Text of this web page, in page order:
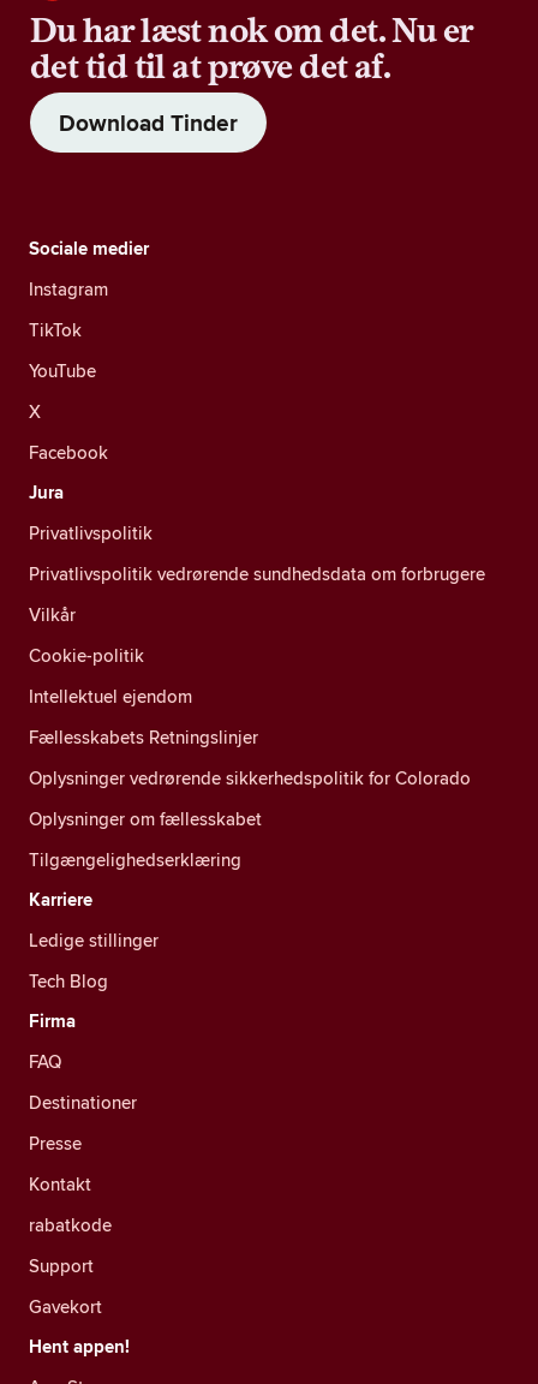
Du har læst nok om det. Nu er
det tid til at prøve det af.
Download Tinder
Sociale medier
Instagram
TikTok
YouTube
X
Facebook
Jura
Privatlivspolitik
Privatlivspolitik vedrørende sundhedsdata om forbrugere
Vilkår
Cookie-politik
Intellektuel ejendom
Fællesskabets Retningslinjer
Oplysninger vedrørende sikkerhedspolitik for Colorado
Oplysninger om fællesskabet
Tilgængelighedserklæring
Karriere
Ledige stillinger
Tech Blog
Firma
FAQ
Destinationer
Presse
Kontakt
rabatkode
Support
Gavekort
Hent appen!